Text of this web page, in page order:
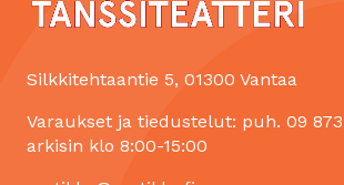
Silkkitehtaantie 5, 01300 Vantaa
Varaukset ja tiedustelut: puh. 09
arkisin klo 8:00-15:00